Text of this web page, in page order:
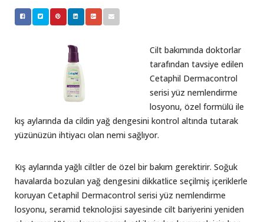
g
i
o
Cilt bakımında doktorlar
tarafından tavsiye edilen
Cetaphil Dermacontrol
serisi yüz nemlendirme
losyonu, özel formülü ile
kış aylarında da cildin yağ dengesini kontrol altında tutarak
yüzünüzün ihtiyacı olan nemi sağlıyor.
Kış aylarında yağlı ciltler de özel bir bakım gerektirir. Soğuk
havalarda bozulan yağ dengesini dikkatlice seçilmiş içeriklerle
koruyan Cetaphil Dermacontrol serisi yüz nemlendirme
losyonu, seramid teknolojisi sayesinde cilt bariyerini yeniden